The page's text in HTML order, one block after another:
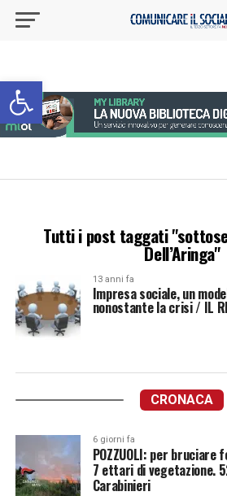
Apri la barra degli strumenti
Tutti i post taggati
Dell’Aringa"
13 anni fa
Impresa sociale, un
nonostante la crisi / IL
CRONACA
6 giorni fa
POZZUOLI: per
7 ettari di vegetazione.
Carabinieri